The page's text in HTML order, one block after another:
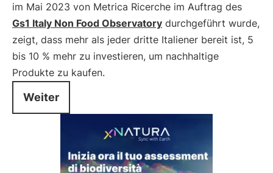
im Mai 2023 von Metrica Ricerche im Auftrag des
Gs1 Italy Non Food Observatory durchgeführt wurde,
zeigt, dass mehr als jeder dritte Italiener bereit ist, 5
bis 10 % mehr zu investieren, um nachhaltige
Produkte zu kaufen.
Weiter